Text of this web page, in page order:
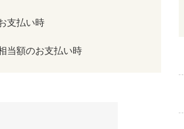
支払い時
当額のお支払い時